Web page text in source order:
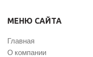
МЕНЮ САЙТА
Главная
О компании